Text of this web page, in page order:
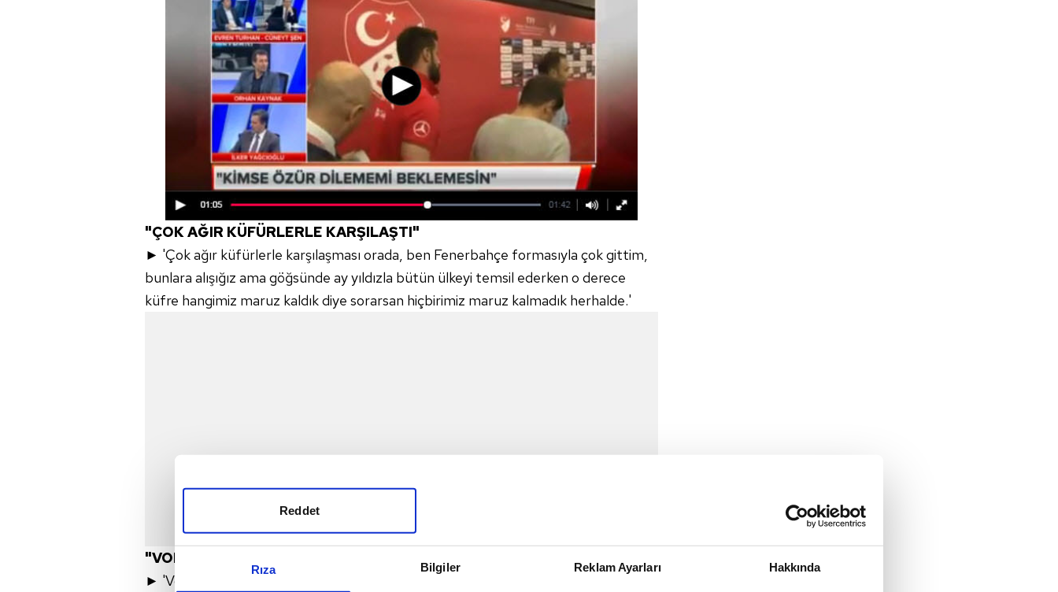
Rıza Bilgiler Reklam Ayarları Hakkında
Reddet
"ÇOK AĞIR KÜFÜRLERLE KARŞILAŞTI"
► 'Çok ağır küfürlerle karşılaşması orada, ben Fenerbahçe formasıyla çok gittim,
bunlara alışığız ama göğsünde ay yıldızla bütün ülkeyi temsil ederken o derece
küfre hangimiz maruz kaldık diye sorarsan hiçbirimiz maruz kalmadık herhalde.'
"VOLKAN MİLLİ FORMA İLE GİTTİ"
► 'Volkan Demirel oraya Fenerbahçe formasıyla gitmedi. Oradaki taraftar da